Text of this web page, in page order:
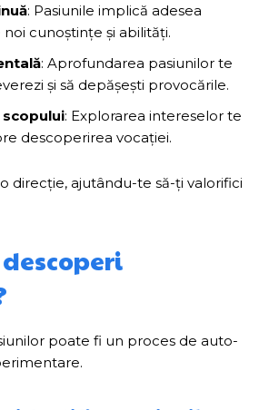
: Pasiunile implică adesea
cunoștințe și abilități.
: Aprofundarea pasiunilor te
și să depășești provocările.
: Explorarea intereselor te
descoperirea vocației.
direcție, ajutându-te să-ți valorifici
poate fi un proces de auto-